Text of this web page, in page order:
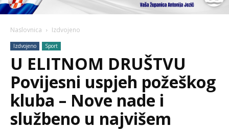
media
Naslovnica Izdvojeno
Izdvojeno Sport
U ELITNOM DRUŠTVU
Povijesni uspjeh požeškog
kluba – Nove nade i
službeno u najvišem